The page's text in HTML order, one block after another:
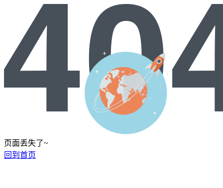
页面丢失了~
回到首页